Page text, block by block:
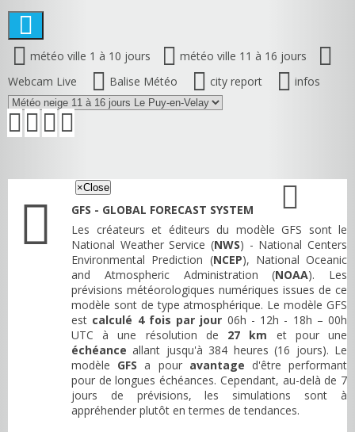
météo ville 1 à 10 jours
météo ville 11 à 16 jours
Webcam Live
Balise Météo city report infos
×Close
GFS - GLOBAL FORECAST SYSTEM
Les créateurs et éditeurs du modèle GFS sont le
National Weather Service (NWS) - National Centers
Environmental Prediction (NCEP), National Oceanic
and Atmospheric Administration (NOAA). Les
prévisions météorologiques numériques issues de ce
modèle sont de type atmosphérique. Le modèle GFS
est calculé 4 fois par jour 06h - 12h - 18h – 00h
UTC à une résolution de 27 km et pour une
échéance allant jusqu'à 384 heures (16 jours). Le
modèle GFS a pour avantage d'être performant
pour de longues échéances. Cependant, au-delà de 7
jours de prévisions, les simulations sont à
appréhender plutôt en termes de tendances.